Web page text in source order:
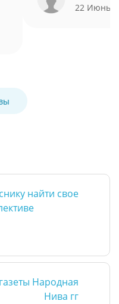
22 Июнь
найти свое
Народная
Нива гг